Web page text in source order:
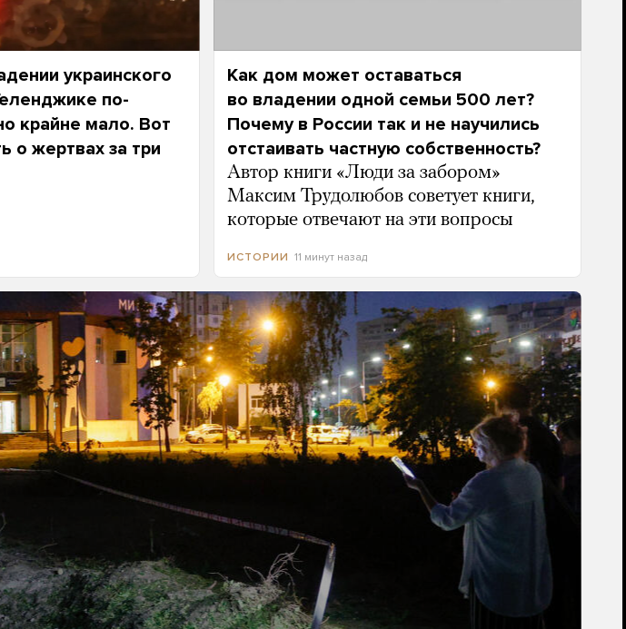
украинского
по-
крайне мало. Вот
о жертвах за три
Как дом может оставаться
во владении одной семьи 500 лет?
Почему в России так и не научились
отстаивать частную собственность?
Автор книги «Люди за забором»
Максим Трудолюбов советует книги,
которые отвечают на эти вопросы
ИСТОРИИ 11 минут назад